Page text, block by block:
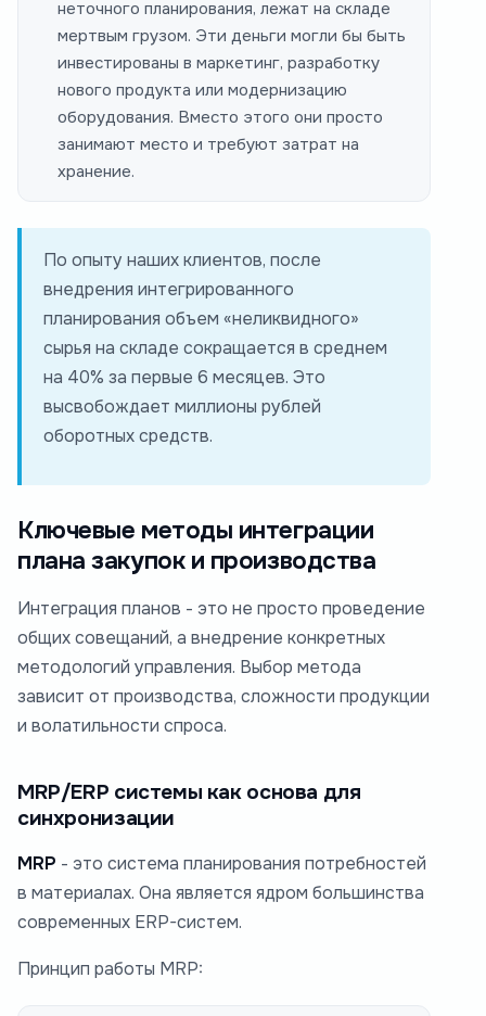
неточного планирования, лежат на складе
мертвым грузом. Эти деньги могли бы быть
инвестированы в маркетинг, разработку
нового продукта или модернизацию
оборудования. Вместо этого они просто
занимают место и требуют затрат на
хранение.
По опыту наших клиентов, после
внедрения интегрированного
планирования объем «неликвидного»
сырья на складе сокращается в среднем
на 40% за первые 6 месяцев. Это
высвобождает миллионы рублей
оборотных средств.
Ключевые методы интеграции
плана закупок и производства
Интеграция планов - это не просто проведение
общих совещаний, а внедрение конкретных
методологий управления. Выбор метода
зависит от производства, сложности продукции
и волатильности спроса.
MRP/ERP системы как основа для
синхронизации
MRP - это система планирования потребностей
в материалах. Она является ядром большинства
современных ERP-систем.
Принцип работы MRP: